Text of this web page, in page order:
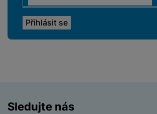
Sledujte nás